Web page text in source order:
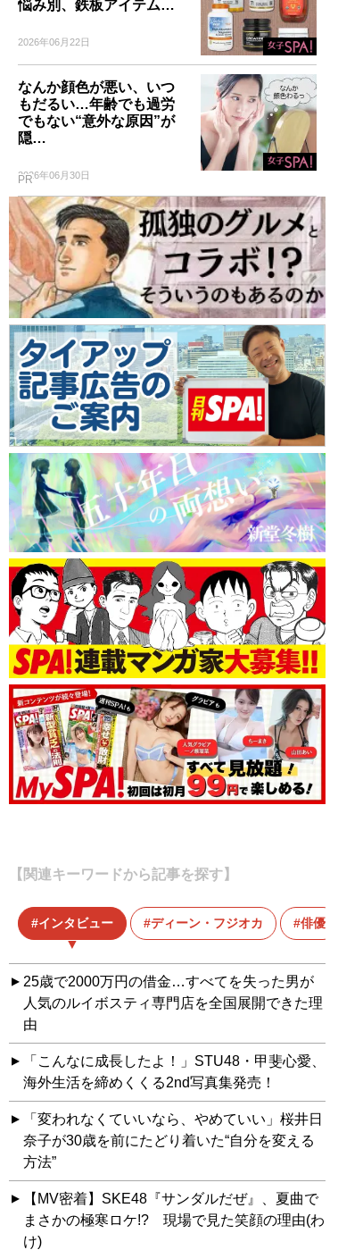
悩み別、鉄板アイテム…
2026年06月22日
なんか顔色が悪い、いつ
もだるい…年齢でも過労
でもない“意外な原因”が
隠…
2026年06月30日
PR
【関連キーワードから記事を探す】
インタビュー ディーン・フジオカ 俳優
25歳で2000万円の借金…すべてを失った男が
人気のルイボスティ専門店を全国展開できた理
由
「こんなに成長したよ！」STU48・甲斐心愛、
海外生活を締めくくる2nd写真集発売！
「変われなくていいなら、やめていい」桜井日
奈子が30歳を前にたどり着いた“自分を変える
方法”
【MV密着】SKE48『サンダルだぜ』、夏曲で
まさかの極寒ロケ!? 現場で見た笑顔の理由(わ
け)